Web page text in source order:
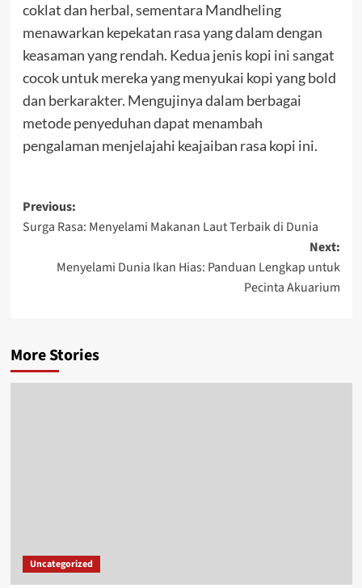
coklat dan herbal, sementara Mandheling
menawarkan kepekatan rasa yang dalam dengan
keasaman yang rendah. Kedua jenis kopi ini sangat
cocok untuk mereka yang menyukai kopi yang bold
dan berkarakter. Mengujinya dalam berbagai
metode penyeduhan dapat menambah
pengalaman menjelajahi keajaiban rasa kopi ini.
Post
navigation
Previous:
Surga Rasa: Menyelami Makanan Laut Terbaik di Dunia
Next:
Menyelami Dunia Ikan Hias: Panduan Lengkap untuk
Pecinta Akuarium
More Stories
Uncategorized